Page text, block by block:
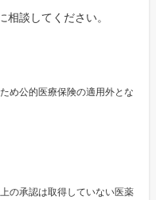
談してください。
め公的医療保険の適用外とな
の承認は取得していない医薬